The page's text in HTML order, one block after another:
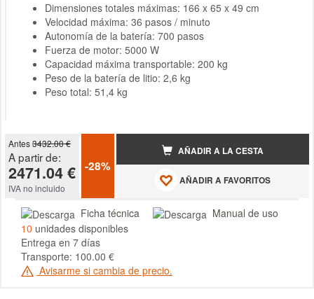
Dimensiones totales máximas: 166 x 65 x 49 cm
Velocidad máxima: 36 pasos / minuto
Autonomía de la batería: 700 pasos
Fuerza de motor: 5000 W
Capacidad máxima transportable: 200 kg
Peso de la batería de litio: 2,6 kg
Peso total: 51,4 kg
Antes3432.00 €
A partir de:
2471.04 €
IVA no incluido
-28%
AÑADIR A LA CESTA
AÑADIR A FAVORITOS
Ficha técnica
Manual de uso
10 unidades disponibles
Entrega en 7 días
Transporte: 100.00 €
Avisarme si cambia de precio.